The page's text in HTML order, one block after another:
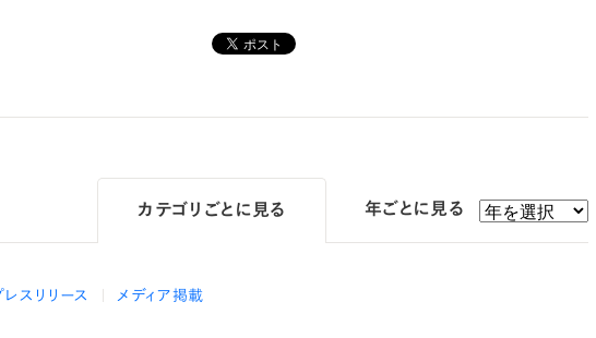
カテゴリ ごとに見る
レスリリース メディア掲載
年ごとに見る